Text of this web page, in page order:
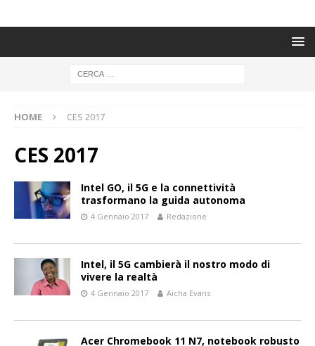
HOME CES 2017
CES 2017
Intel GO, il 5G e la connettività
trasformano la guida autonoma
4 Gennaio 2017 Redazione
Intel, il 5G cambierà il nostro modo di
vivere la realtà
4 Gennaio 2017 Aicha Evans
Acer Chromebook 11 N7, notebook robusto